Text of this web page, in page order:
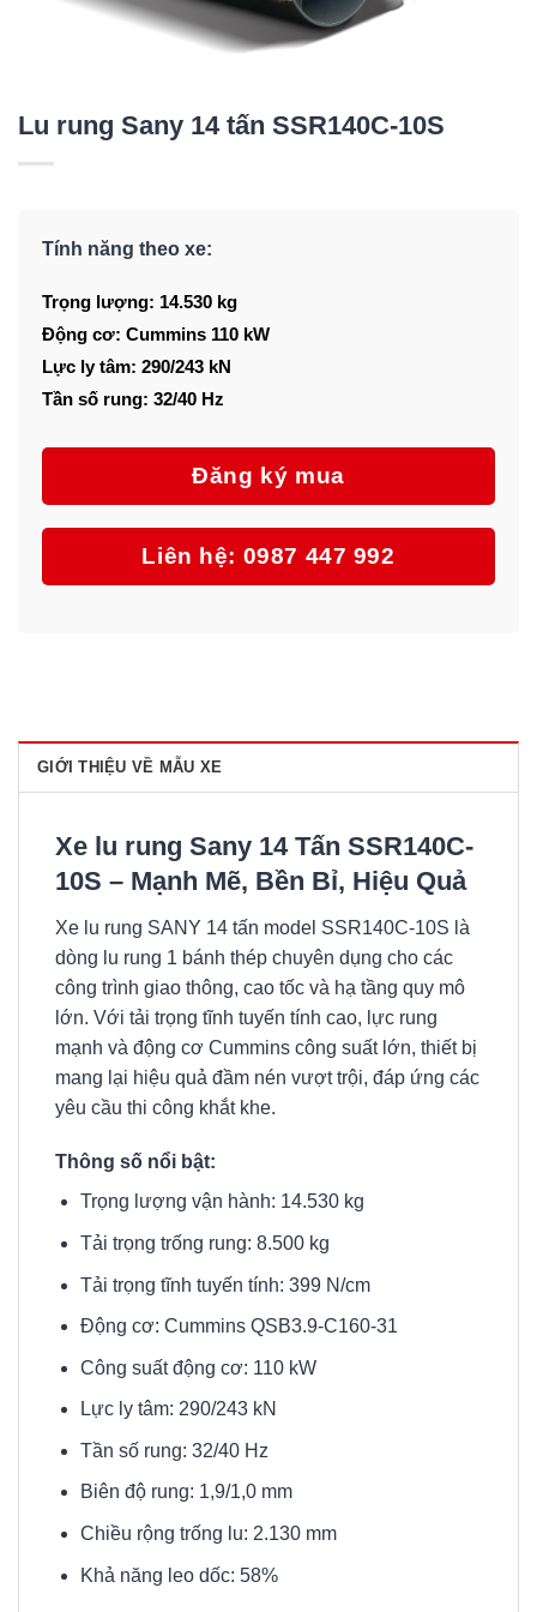
Lu rung Sany 14 tấn SSR140C-10S
Tính năng theo xe:
Trọng lượng: 14.530 kg
Động cơ: Cummins 110 kW
Lực ly tâm: 290/243 kN
Tần số rung: 32/40 Hz
Đăng ký mua
Liên hệ: 0987 447 992
GIỚI THIỆU VỀ MẪU XE
Xe lu rung Sany 14 Tấn SSR140C-
10S – Mạnh Mẽ, Bền Bỉ, Hiệu Quả
Xe lu rung SANY 14 tấn model SSR140C-10S là
dòng lu rung 1 bánh thép chuyên dụng cho các
công trình giao thông, cao tốc và hạ tầng quy mô
lớn. Với tải trọng tĩnh tuyến tính cao, lực rung
mạnh và động cơ Cummins công suất lớn, thiết bị
mang lại hiệu quả đầm nén vượt trội, đáp ứng các
yêu cầu thi công khắt khe.
Thông số nổi bật:
Trọng lượng vận hành: 14.530 kg
Tải trọng trống rung: 8.500 kg
Tải trọng tĩnh tuyến tính: 399 N/cm
Động cơ: Cummins QSB3.9-C160-31
Công suất động cơ: 110 kW
Lực ly tâm: 290/243 kN
Tần số rung: 32/40 Hz
Biên độ rung: 1,9/1,0 mm
Chiều rộng trống lu: 2.130 mm
Khả năng leo dốc: 58%